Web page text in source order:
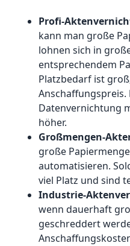
Profi-
kann man große
lohnen sich in
entsprechendem
Platzbedarf ist
Datenvernichtung
höher.
Großmengen-
große
automatisieren.
viel Platz und sind
Industrie-
wenn dauerhaft
geschreddert